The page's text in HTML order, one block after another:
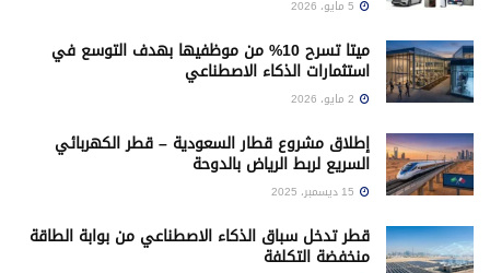
ميتا تسرح 10% من موظفيها بهدف التوسع في
استثمارات الذكاء الاصطناعي
إطلاق مشروع قطار السعودية – قطر الكهربائي
السريع لربط الرياض بالدوحة
قطر تدخل سباق الذكاء الاصطناعي من بوابة الطاقة
منخفضة التكلفة